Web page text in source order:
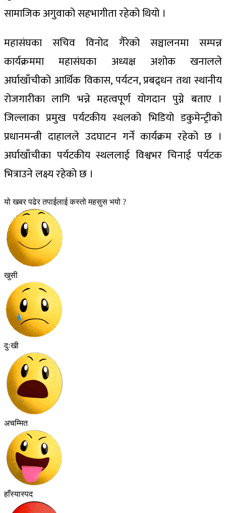
सामाजिक अगुवाको सहभागीता रहेको थियो ।
महासंघका सचिव विनोद गैरेको सञ्चालनमा सम्पन्न
कार्यक्रममा महासंघका अध्यक्ष अशोक खनालले
अर्घाखाँचीको आर्थिक विकास, पर्यटन, प्रबद्र्धन तथा स्थानीय
रोजगारीका लागि भन्ने महत्वपूर्ण योगदान पुग्ने बताए ।
जिल्लाका प्रमुख पर्यटकीय स्थलको भिडियो डकुमेन्ट्रीको
प्रधानमन्त्री दाहालले उदघाटन गर्ने कार्यक्रम रहेको छ ।
अर्घाखाँचीका पर्यटकीय स्थललाई विश्वभर चिनाई पर्यटक
भित्राउने लक्ष्य रहेको छ ।
यो खबर पढेर तपाईलाई कस्तो महसुस भयो ?
खुसी
दुःखी
अचम्मित
हाँस्यास्पद